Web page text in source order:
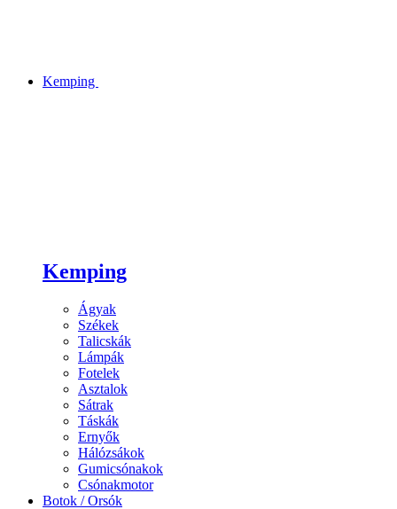
Kemping
Kemping
Ágyak
Székek
Talicskák
Lámpák
Fotelek
Asztalok
Sátrak
Táskák
Ernyők
Hálózsákok
Gumicsónakok
Csónakmotor
Botok / Orsók